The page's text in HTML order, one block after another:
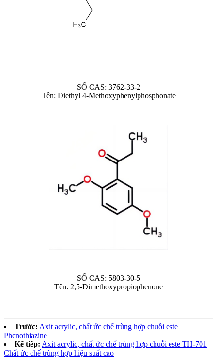
SỐ CAS: 3762-33-2
Tên: Diethyl 4-Methoxyphenylphosphonate
SỐ CAS: 5803-30-5
Tên: 2,5-Dimethoxypropiophenone
Trước: Axit acrylic, chất ức chế trùng hợp chuỗi este
Phenothiazine
Kế tiếp: Axit acrylic, chất ức chế trùng hợp chuỗi este TH-701
Chất ức chế trùng hợp hiệu suất cao